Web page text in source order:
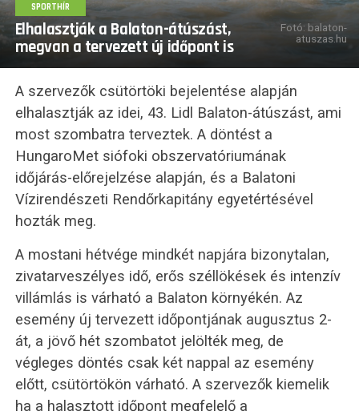
SPORTHÍR
Elhalasztják a Balaton-átúszást,
megvan a tervezett új időpont is
Fotó: balaton-
atuszas.hu
A szervezők csütörtöki bejelentése alapján
elhalasztják az idei, 43. Lidl Balaton-átúszást, ami
most szombatra terveztek. A döntést a
HungaroMet siófoki obszervatóriumának
időjárás-előrejelzése alapján, és a Balatoni
Vízirendészeti Rendőrkapitány egyetértésével
hozták meg.
A mostani hétvége mindkét napjára bizonytalan,
zivatarveszélyes idő, erős széllökések és intenzív
villámlás is várható a Balaton környékén. Az
esemény új tervezett időpontjának augusztus 2-
át, a jövő hét szombatot jelölték meg, de
végleges döntés csak két nappal az esemény
előtt, csütörtökön várható. A szervezők kiemelik
ha a halasztott időpont megfelelő a